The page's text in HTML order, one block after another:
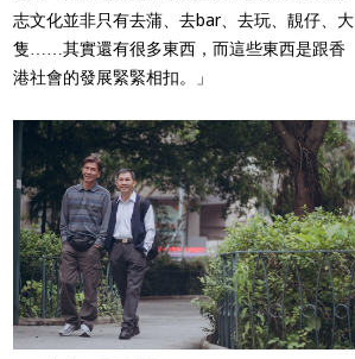
志文化並非只有去蒲、去bar、去玩、靚仔、大
隻……其實還有很多東西，而這些東西是跟香
港社會的發展緊緊相扣。」